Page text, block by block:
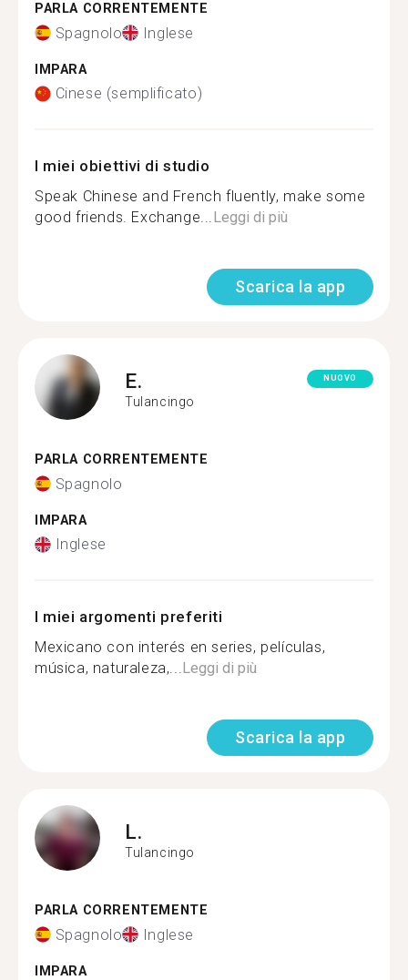
PARLA CORRENTEMENTE
Spagnolo Inglese
IMPARA
Cinese (semplificato)
I miei obiettivi di studio
Speak Chinese and French fluently, make some
good friends. Exchange...Leggi di più
Scarica la app
E.
Tulancingo
NUOVO
PARLA CORRENTEMENTE
Spagnolo
IMPARA
Inglese
I miei argomenti preferiti
Mexicano con interés en series, películas,
música, naturaleza,...Leggi di più
Scarica la app
L.
Tulancingo
PARLA CORRENTEMENTE
Spagnolo Inglese
IMPARA